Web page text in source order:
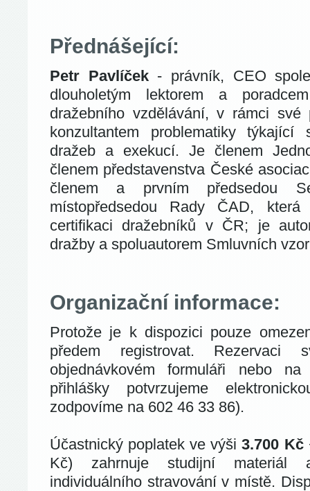
Přednášející:
Petr Pavlíček- právník, CEO
dlouholetým lektorem a
dražebního vzdělávání, v rámci
konzultantem problematiky týkající
dražeb a exekucí. Je členem
členem představenstva České
členem a prvním předsedou
místopředsedou Rady ČAD,
certifikaci dražebníků v ČR; je
dražby a spoluautorem Smluvních
Organizační informace:
Protože je k dispozici pouze
předem registrovat.
objednávkovém formuláři nebo
přihlášky potvrzujeme
zodpovíme na 602 46 33 86).
Účastnický poplatek ve výši3.700 Kč
Kč) zahrnuje studijní materiál
individuálního stravování v místě.